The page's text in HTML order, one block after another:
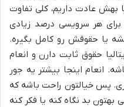
بهش عادت داریم، کلی تفاوت
برای هر سرویسی درصد زیادی
یا حقوقش رو کامل بگیره.
حقوق ثابت دارن و انعام
انعام اینجا بیشتر یه جور
پس خیالتون راحت باشه که
بهتون بد نگاه کنه یا فکر کنه